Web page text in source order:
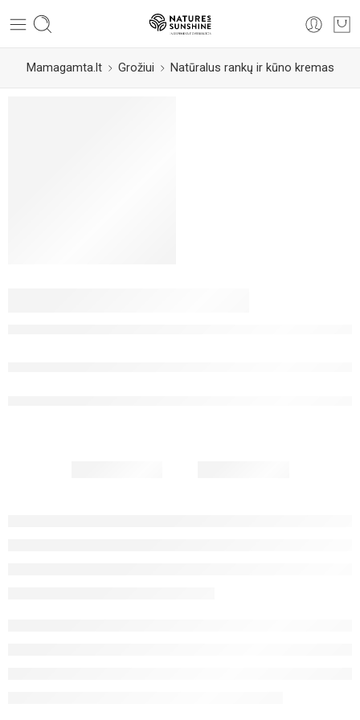
Mamagamta.lt Grožiui Natūralus rankų ir kūno kremas